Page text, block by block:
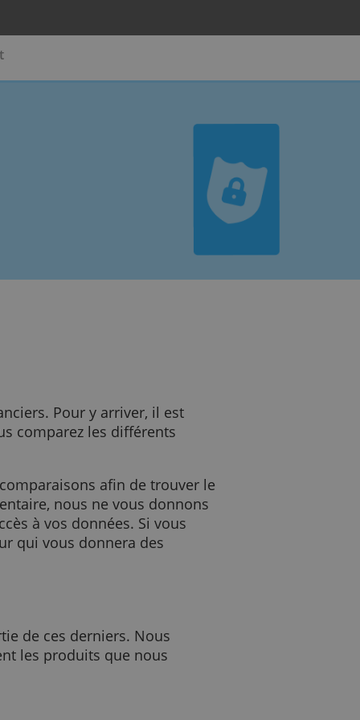
vous comparez les différents
des comparaisons afin de trouver le
complémentaire, nous ne vous donnons
pas accès à vos données. Si vous